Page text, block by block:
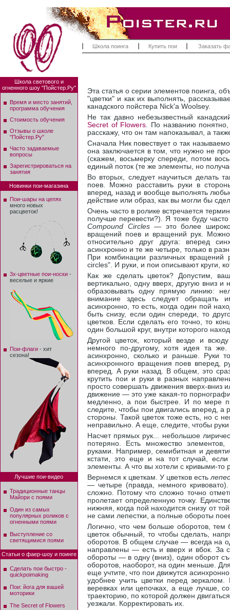
Школа поинга Купить пои Заказать
Эта статья о серии элементов поинга,
"цветки" и как их выполнять,
канадского пойстера Nick'а Woolsey.
Не так давно небезызвестный
Secret of Flowers. По названию
расскажу, что он там напоказывал, а
Сначала Ник повествует о так
она заключается в том, что нужно не
(скажем, восьмерку спереди, потом
единый поток (те же элементы, но
Во вторых, следует научиться делать
поев. Можно расставить руки в
вперед, назад и вообще выполнять
действие или образ, как вы могли бы
Очень часто в ролике встречается
получше перевести?). Я тоже буду
Compound Circles— это более
вращений поев и вращений рук. Можно
относительно друг друга: вперед
асинхронно и те же четыре, только в
При комбинации различных
circles". И руки, и пои описывают круги,
Как же сделать цветок? Допустим,
вертикально, одну вверх, другую вниз
образовывать одну прямую линию:
внимание здесь следует обращать
асинхронно, то есть, когда один пой
быть снизу, если один спереди, то
цветков. Если сделать его точно, то
один большой круг, внутри которого
Другой цветок, который везде и
немного по-другому, хотя идея та
асинхронно, сколько и раньше. Руки
асинхронного вращения поев вперед,
вперед. А руки назад. В общем, это
крутить пои и руки в разных
просто совершать движения вверх-
движение — это уже какая-то
медленно, а пои быстрее. И по мере
следите, чтобы пои двигались вперед,
стороны. Такой цветок тоже есть, но с
неправильно. А еще, следите, чтобы
Насчет прямых рук... небольшое
потеряно. Есть множество
руками. Например, семибитная и
кстати, это еще и на тот случай,
элементы. А что вы хотели с кривыми-то
Вернемся к цветкам. У цветков есть
— четыре (правда, немного
сложно. Потому что сложно точно
пролетает определенную точку.
нижняя, когда пой находится снизу от
не сами лепестки, а полные обороты
Логично, что чем больше оборотов, тем
цветок обычный, то чтобы сделать,
оборотов. В общем случае — всегда на
направлены — есть и вверх и вбок. За
обороты — в одну (вниз), один оборот
оборотов, наоборот, на один меньше.
еще учтите, что пои движутся
удобнее учить цветки перед
веревках или цепочках, а еще лучше,
траекторию, по которой должен
уезжали. Корректировать их.
Школа светового и
огненного шоу "Пойстер.Ру"
Время и место занятий,
программа обучения
Стоимость обучения
Отзывы о школе
"Пойстер.Ру"
Часто задаваемые
вопросы
Зарегистрироваться на
занятия
Новинки пои-магазина
Пои-шары на цепях
много новых
расцветок!
3х-цветные пои-носки -
веселые и яркие
Пои-флаги - хит
сезона!
Лучшие пои-видео
Традиционные танцы
Майори с поями
Один из самых
популярных роликов с
огненными поями
Выступление со
светящимися поями
Статьи о фаер-шоу и поинге
Сделать пои быстро -
quickpoimaking
Пои: йога для вашей
моторики
The Secret of Flowers